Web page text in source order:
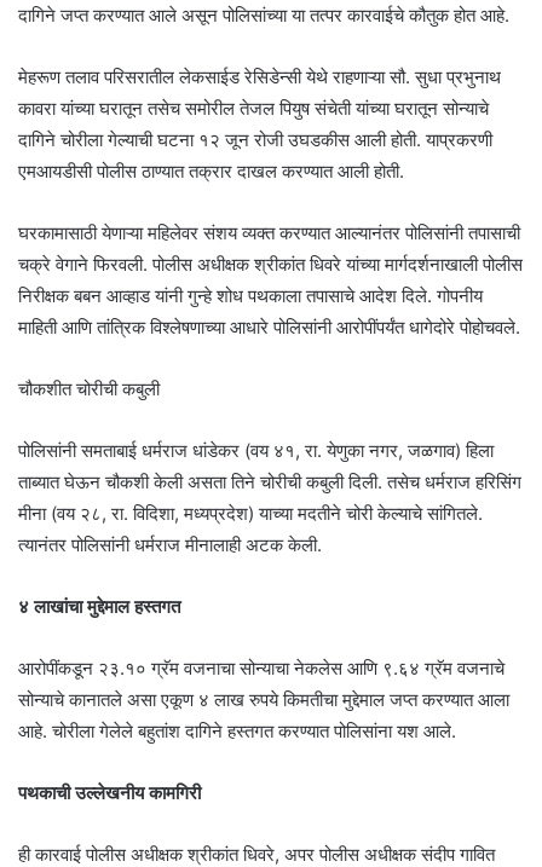
दागिने जप्त करण्यात आले असून पोलिसांच्या या तत्पर कारवाईचे कौतुक होत आहे.
मेहरूण तलाव परिसरातील लेकसाईड रेसिडेन्सी येथे राहणाऱ्या सौ. सुधा प्रभुनाथ
कावरा यांच्या घरातून तसेच समोरील तेजल पियुष संचेती यांच्या घरातून सोन्याचे
दागिने चोरीला गेल्याची घटना १२ जून रोजी उघडकीस आली होती. याप्रकरणी
एमआयडीसी पोलीस ठाण्यात तक्रार दाखल करण्यात आली होती.
घरकामासाठी येणाऱ्या महिलेवर संशय व्यक्त करण्यात आल्यानंतर पोलिसांनी तपासाची
चक्रे वेगाने फिरवली. पोलीस अधीक्षक श्रीकांत धिवरे यांच्या मार्गदर्शनाखाली पोलीस
निरीक्षक बबन आव्हाड यांनी गुन्हे शोध पथकाला तपासाचे आदेश दिले. गोपनीय
माहिती आणि तांत्रिक विश्लेषणाच्या आधारे पोलिसांनी आरोपींपर्यंत धागेदोरे पोहोचवले.
चौकशीत चोरीची कबुली
पोलिसांनी समताबाई धर्मराज धांडेकर (वय ४१, रा. येणुका नगर, जळगाव) हिला
ताब्यात घेऊन चौकशी केली असता तिने चोरीची कबुली दिली. तसेच धर्मराज हरिसिंग
मीना (वय २८, रा. विदिशा, मध्यप्रदेश) याच्या मदतीने चोरी केल्याचे सांगितले.
त्यानंतर पोलिसांनी धर्मराज मीनालाही अटक केली.
४ लाखांचा मुद्देमाल हस्तगत
आरोपींकडून २३.१० ग्रॅम वजनाचा सोन्याचा नेकलेस आणि ९.६४ ग्रॅम वजनाचे
सोन्याचे कानातले असा एकूण ४ लाख रुपये किमतीचा मुद्देमाल जप्त करण्यात आला
आहे. चोरीला गेलेले बहुतांश दागिने हस्तगत करण्यात पोलिसांना यश आले.
पथकाची उल्लेखनीय कामगिरी
ही कारवाई पोलीस अधीक्षक श्रीकांत धिवरे, अपर पोलीस अधीक्षक संदीप गावित